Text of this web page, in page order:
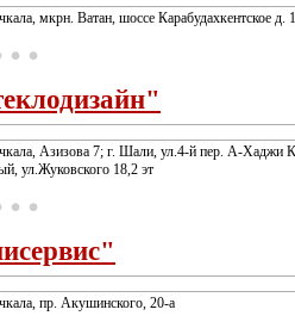
мкрн. Ватан, шоссе Карабудахкентское д. 1
Азизова 7; г. Шали, ул.4-й пер. А-Хаджи
ул.Жуковского 18,2 эт
пр. Акушинского, 20-а